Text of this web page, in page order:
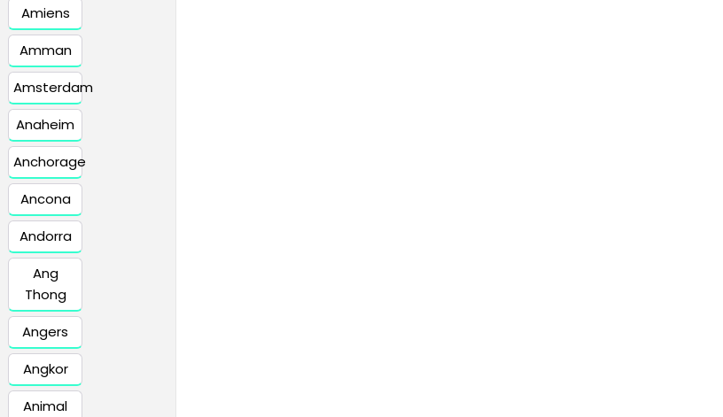
Amiens
Amman
Amsterdam
Anaheim
Anchorage
Ancona
Andorra
Ang
Thong
Angers
Angkor
Animal